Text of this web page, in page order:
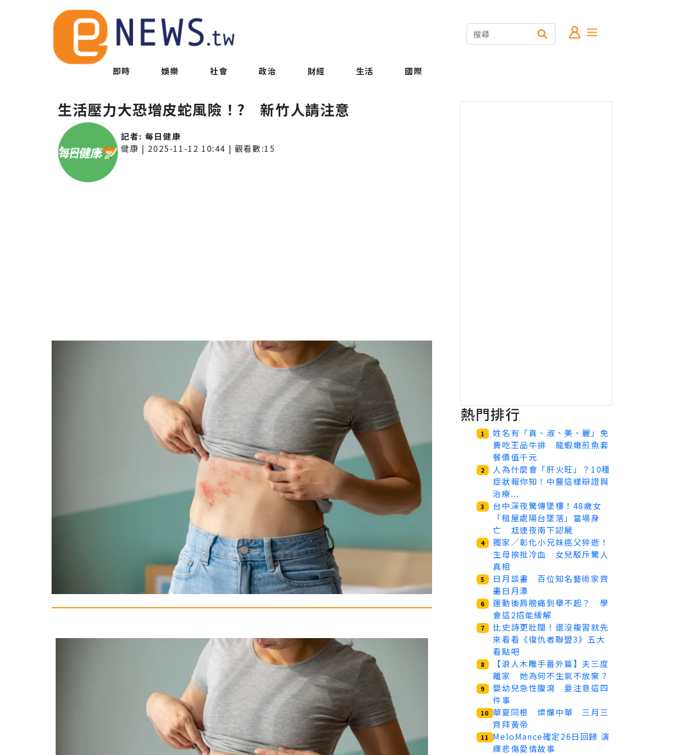
即時 娛樂 社會 政治 財經 生活 國際
生活壓力大恐增皮蛇風險！? 新竹人請注意
記者: 每日健康
健康 | 2025-11-12 10:44 | 觀看數:15
熱門排行
1
姓名有「真、淑、美、麗」免
費吃王品牛排 龍蝦嫩煎魚套
餐價值千元
2
人為什麼會「肝火旺」？10種
症狀報你知！中醫這樣辯證與
治療...
3
台中深夜驚傳墜樓！48歲女
「租屋處陽台墜落」當場身
亡 尪連夜南下認屍
4
獨家／彰化小兄妹癌父猝逝！
生母挨批冷血 女兒駁斥驚人
真相
5
日月談畫 百位知名藝術家齊
畫日月潭
6
運動後肩膀痛到舉不起？ 學
會這2招能緩解
7
比史詩更壯闊！還沒複習就先
來看看《復仇者聯盟3》五大
看點吧
8
【浪人木雕手番外篇】夫三度
離家 她為何不生氣不放棄？
9
嬰幼兒急性腹瀉 要注意這四
件事
10 華夏同根 燦爛中華 三月三
齊拜黃帝
11
MeloMance確定26日回歸 演
繹悲傷愛情故事